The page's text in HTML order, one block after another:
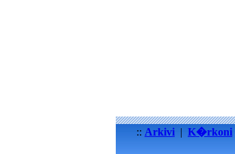
:: Arkivi | K�rkoni